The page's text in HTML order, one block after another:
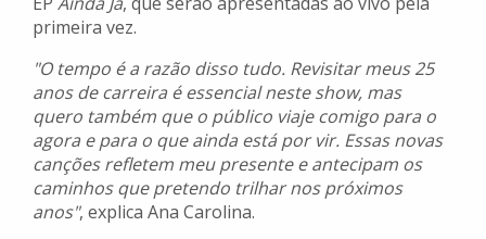
primeira vez.
"O tempo é a razão disso tudo. Revisitar meus 25
anos de carreira é essencial neste show, mas
quero também que o público viaje comigo para o
agora e para o que ainda está por vir. Essas novas
canções refletem meu presente e antecipam os
caminhos que pretendo trilhar nos próximos
anos", explica Ana Carolina.